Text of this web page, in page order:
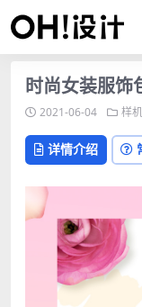
时尚女装服饰
2021-06-04 样
详情介绍